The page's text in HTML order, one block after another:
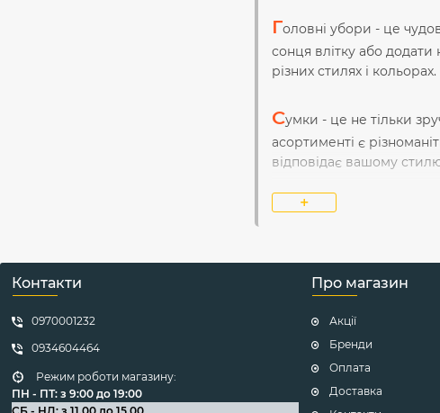
Головні убори - це
сонця влітку або додати
різних стилях і кольорах.
Сумки - це не тільки
асортименті є
відповідає вашому
Окуляри - це не тільки
галстук або краватку,
різних кольорів,
зуття - важлива
+
Контакти
0970001232
0934604464
Режим роботи магазину:
ПН - ПТ: з 9:00 до 19:00
Про магазин
Акції
Бренди
Оплата
Доставка